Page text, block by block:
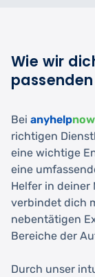
Wie wir
Bei anyhelpnow
richtigen
eine wichtige
eine
Helfer in deiner
verbindet dich
nebentätigen
Bereiche der
Durch unser